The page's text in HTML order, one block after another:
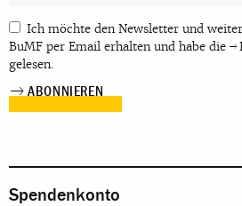
Ich möchte den Newsletter und
BuMF per Email erhalten und habe die
gelesen.
Spendenkonto